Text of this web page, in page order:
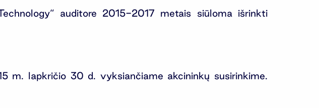
auditore 2015-2017 metais siūloma išrinkti
m. lapkričio 30 d. vyksiančiame akcininkų susirinkime.